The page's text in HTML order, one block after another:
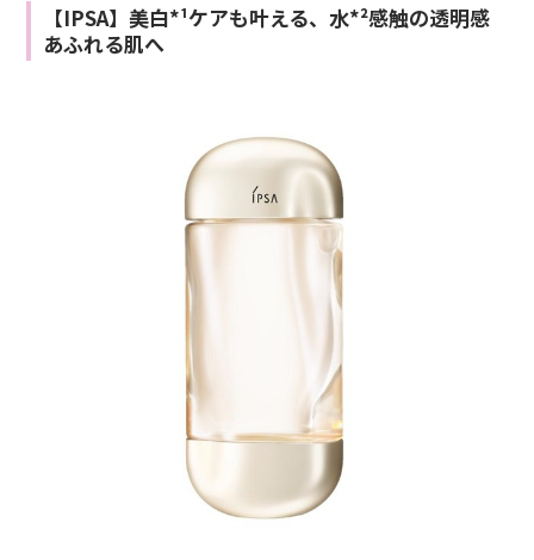
【IPSA】美白*¹ケアも叶える、水*²感触の透明感
あふれる肌へ